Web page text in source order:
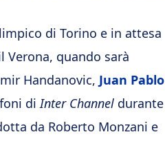
di Torino e in attesa
quando sarà
Handanovic, Juan Pablo
diInter Channel durante
da Roberto Monzani e